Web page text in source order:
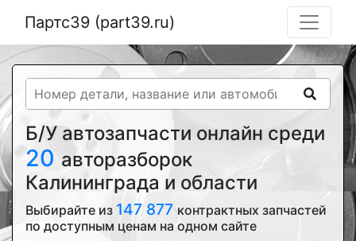
Партс39 (part39.ru)
Б/У автозапчасти онлайн среди
20 авторазборок
Калининграда и области
Выбирайте из 147 877 контрактных запчастей
по доступным ценам на одном сайте